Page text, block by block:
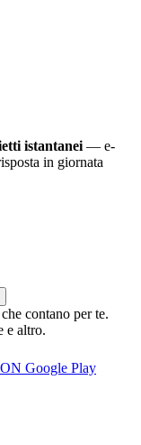
istantanei — e-
in giornata
contano per te.
e altro.
Google Play